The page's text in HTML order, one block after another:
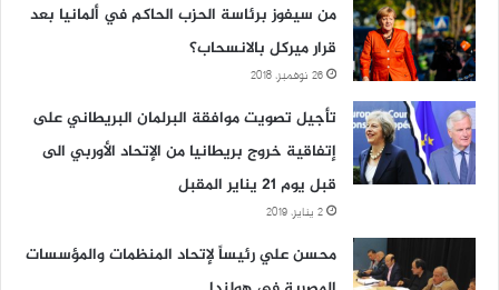
من سيفوز برئاسة الحزب الحاكم في ألمانيا بعد
قرار ميركل بالانسحاب؟
26 نوفمبر، 2018
تأجيل تصويت موافقة البرلمان البريطاني على
إتفاقية خروج بريطانيا من الإتحاد الأوربي الى
قبل يوم 21 يناير المقبل
2 يناير، 2019
محسن علي رئيساً لإتحاد المنظمات والمؤسسات